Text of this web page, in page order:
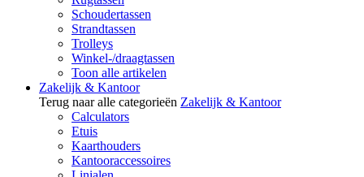
Schoudertassen
Strandtassen
Trolleys
Winkel-/draagtassen
Toon alle artikelen
Zakelijk & Kantoor
Terug naar alle categorieën Zakelijk & Kantoor
Calculators
Etuis
Kaarthouders
Kantooraccessoires